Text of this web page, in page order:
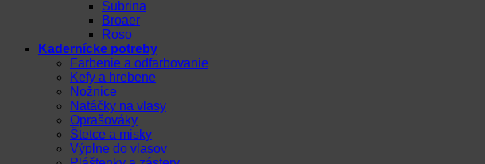
Subrina
Broaer
Roso
Kadernícke potreby
Farbenie a odfarbovanie
Kefy a hrebene
Nožnice
Natáčky na vlasy
Oprašováky
Štetce a misky
Výplne do vlasov